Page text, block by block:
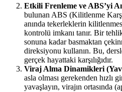
Etkili Frenleme ve ABS’yi
bulunan ABS (Kilitlenme
anında tekerleklerin
kontrolü imkanı tanır. Bir
sonuna kadar basmaktan
direksiyonu kullanın. Bu,
gerçek hayattaki karşılığıdır.
Viraj Alma Dinamikleri
asla olması gerekenden hızlı
yavaşlayın, virajın ortasında